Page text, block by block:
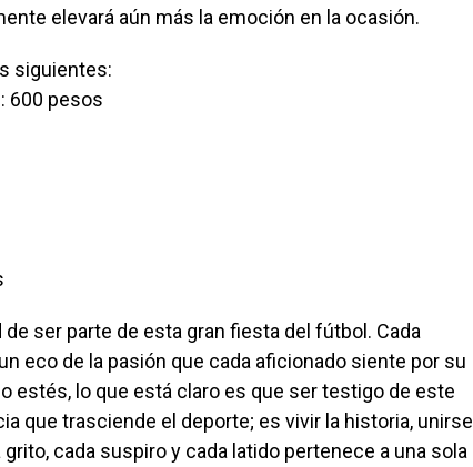
elevará aún más la emoción en la ocasión.
siguientes:
600 pesos
ser parte de esta gran fiesta del fútbol. Cada
eco de la pasión que cada aficionado siente por su
estés, lo que está claro es que ser testigo de este
que trasciende el deporte; es vivir la historia, unirse
cada suspiro y cada latido pertenece a una sola